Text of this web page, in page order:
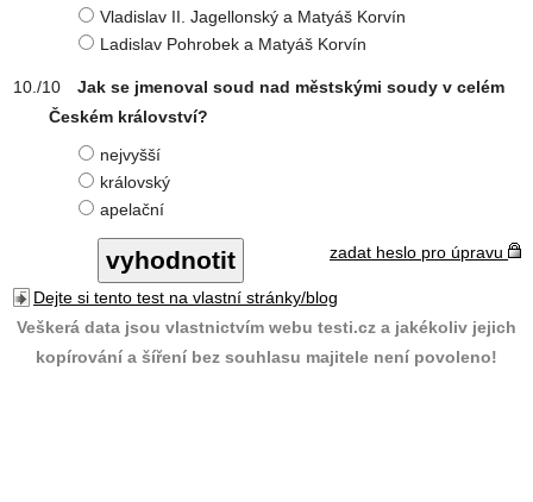
Vladislav II. Jagellonský a Matyáš Korvín
Ladislav Pohrobek a Matyáš Korvín
Jak se jmenoval soud nad městskými soudy v celém
Českém království?
nejvyšší
královský
apelační
zadat heslo pro úpravu
Dejte si tento test na vlastní stránky/blog
Veškerá data jsou vlastnictvím webu testi.cz a jakékoliv jejich
kopírování a šíření bez souhlasu majitele není povoleno!